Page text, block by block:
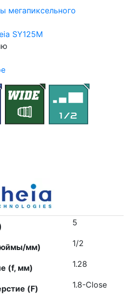
мегапиксельного
SY125M
5
мм) 1/2
(f, мм) 1.28
(F) 1.8-Close